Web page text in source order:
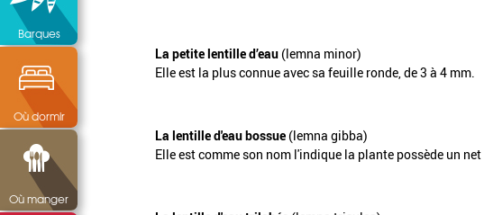
Barques
Où dormir
Où manger
La petite lentille d’eau (lemna minor)
Elle est la plus connue avec sa feuille ronde, de 3 à 4 mm.
La lentille d'eau bossue (lemna gibba)
Elle est comme son nom l'indique la plante possède un